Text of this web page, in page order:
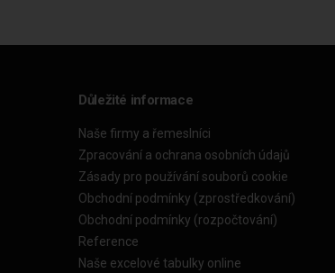
Důležité informace
Naše firmy a řemeslníci
Zpracování a ochrana osobních údajů
Zásady pro používání souborů cookie
Obchodní podmínky (zprostředkování)
Obchodní podmínky (rozpočtování)
Reference
Naše excelové tabulky online